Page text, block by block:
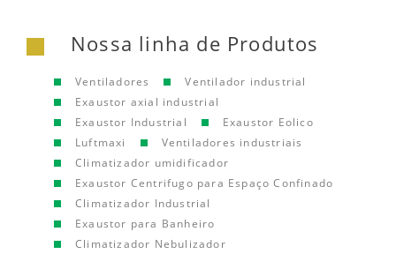
Nossa linha de Produtos
Ventiladores
Ventilador industrial
Exaustor axial industrial
Exaustor Industrial
Exaustor Eolico
Luftmaxi
Ventiladores industriais
Climatizador umidificador
Exaustor Centrifugo para Espaço Confinado
Climatizador Industrial
Exaustor para Banheiro
Climatizador Nebulizador